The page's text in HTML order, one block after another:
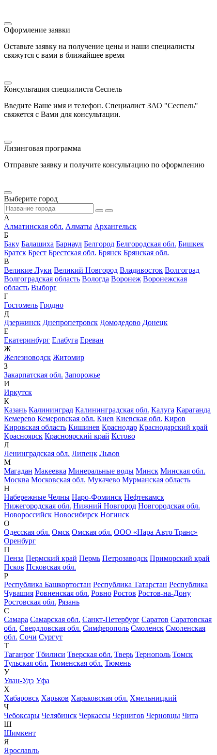
Оформление заявки
Оставьте заявку на получение цены и наши специалисты
свяжутся с вами в ближайшее время
Консультация специалиста Сеспель
Введите Ваше имя и телефон. Специалист ЗАО "Сеспель"
свяжется с Вами для консультации.
Лизинговая программа
Отправьте заявку и получите консультацию по оформлению
Выберите город
А
Алматинская обл. Алматы Архангельск
Б
Баку Балашиха Барнаул Белгород Белгородская обл. Бишкек
Братск Брест Брестская обл. Брянск Брянская обл.
В
Великие Луки Великий Новгород Владивосток Волгоград
Волгоградская область Вологда Воронеж Воронежская
область Выборг
Г
Гостомель Гродно
Д
Дзержинск Днепропетровск Домодедово Донецк
Е
Екатеринбург Елабуга Ереван
Ж
Железноводск Житомир
З
Закарпатская обл. Запорожье
И
Иркутск
К
Казань Калининград Калининградская обл. Калуга Караганда
Кемерево Кемеровская обл. Киев Киевская обл. Киров
Кировская область Кишинев Краснодар Краснодарский край
Красноярск Красноярский край Кстово
Л
Ленинградская обл. Липецк Львов
М
Магадан Макеевка Минеральные воды Минск Минская обл.
Москва Московская обл. Мукачево Мурманская область
Н
Набережные Челны Наро-Фоминск Нефтекамск
Нижегородская обл. Нижний Новгород Новгородская обл.
Новороссийск Новосибирск Ногинск
О
Одесская обл. Омск Омская обл. ООО «Нара Авто Транс»
Оренбург
П
Пенза Пермский край Пермь Петрозаводск Приморский край
Псков Псковская обл.
Р
Республика Башкортостан Республика Татарстан Республика
Чувашия Ровненская обл. Ровно Ростов Ростов-на-Дону
Ростовская обл. Рязань
С
Самара Самарская обл. Санкт-Петербург Саратов Саратовская
обл. Свердловская обл. Симферополь Смоленск Смоленская
обл. Сочи Сургут
Т
Таганрог Тбилиси Тверская обл. Тверь Тернополь Томск
Тульская обл. Тюменская обл. Тюмень
У
Улан-Удэ Уфа
Х
Хабаровск Харьков Харьковская обл. Хмельницкий
Ч
Чебоксары Челябинск Черкассы Чернигов Черновцы Чита
Ш
Шимкент
Я
Ярославль